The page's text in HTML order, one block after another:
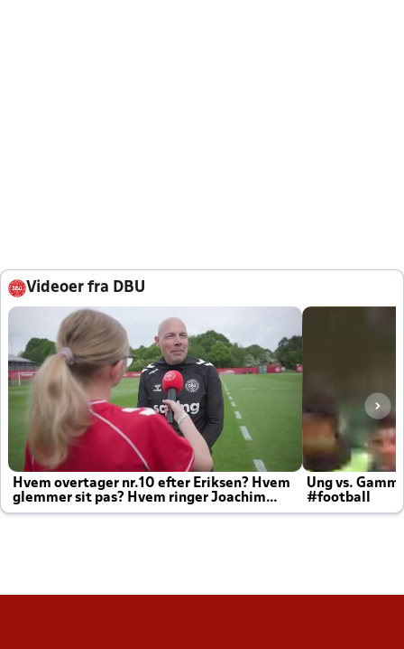
Videoer fra DBU
Hvem overtager nr.10 efter Eriksen? Hvem
glemmer sit pas? Hvem ringer Joachim
altid til efter kampe?
Ung vs.
#football